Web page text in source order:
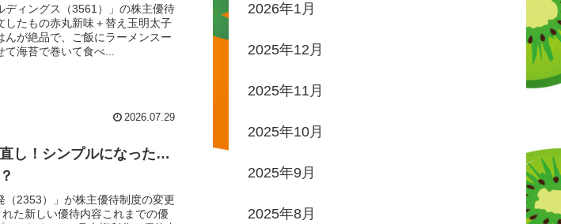
ディングス（3561）」の株主優待
したもの赤丸新味＋替え玉明太子
んが絶品で、ご飯にラーメンスー
海苔で巻いて食べ...
2026.07.29
し！シンプルになった…
2353）」が株主優待制度の変更
た新しい優待内容これまでの優
2026年1月
2025年12月
2025年11月
2025年10月
2025年9月
2025年8月